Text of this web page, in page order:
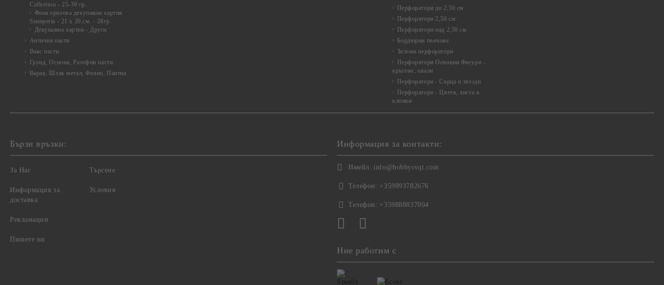
Collection - 25-30 гр.
Фина оризова декупажна хартия
Stamperia - 21 х 29.см. - 28гр.
Декупажна хартия - Други
Антични пасти
Вакс пасти
Грунд, Основи, Релефни пасти
Варак, Шлак метал, Фолио, Пантна
Перфоратори до 2,50 см
Перфоратори 2,50 см
Перфоратори над 2,50 см
Бордюрни пънчове
Ъглови перфоратори
Перфоратори Основни Фигури -
кръгове, овали
Перфоратори - Сърца и звезди
Перфоратори - Цветя, листа и
клонки
Бързи връзки:
За Нас
Информация за
доставка
Рекламации
Пишете ни
Търсене
Условия
Информация за контакти:
Имейл: info@hobbysvqt.com
Телефон: +359893782676
Телефон: +359888837004
Ние работим с